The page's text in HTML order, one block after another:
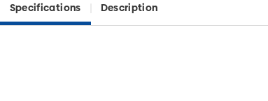
Specifications Description